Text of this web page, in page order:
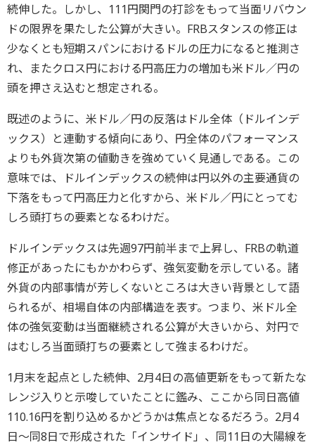
続伸した。しかし、111円関門の打診をもって当面リバウン
ドの限界を果たした公算が大きい。FRBスタンスの修正は
少なくとも短期スパンにおけるドルの圧力になると推測さ
れ、またクロス円における円高圧力の増加も米ドル／円の
頭を押さえ込むと想定される。
既述のように、米ドル／円の反落はドル全体（ドルインデ
ックス）と連動する傾向にあり、円全体のパフォーマンス
よりも外貨次第の値動きを強めていく見通しである。この
意味では、ドルインデックスの続伸は円以外の主要通貨の
下落をもって円高圧力と化すから、米ドル／円にとってむ
しろ頭打ちの要素となるわけだ。
ドルインデックスは先週97円前半まで上昇し、FRBの軌道
修正があったにもかかわらず、強気変動を示している。諸
外貨の内部事情が芳しくないところは大きい背景として語
られるが、相場自体の内部構造を表す。つまり、米ドル全
体の強気変動は当面継続される公算が大きいから、対円で
はむしろ当面頭打ちの要素として強まるわけだ。
1月末を起点とした続伸、2月4日の高値更新をもって新たな
レンジ入りと示唆していたことに鑑み、ここから同日高値
110.16円を割り込めるかどうかは焦点となるだろう。2月4
日～同8日で形成された「インサイド」、同11日の大陽線を